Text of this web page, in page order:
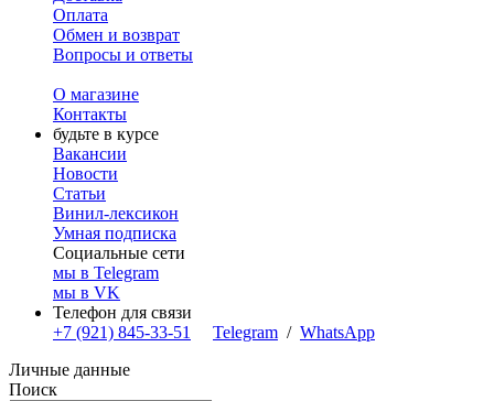
Оплата
Обмен и возврат
Вопросы и ответы
О магазине
Контакты
будьте в курсе
Вакансии
Новости
Статьи
Винил-лексикон
Умная подписка
Социальные сети
мы в Telegram
мы в VK
Телефон для связи
+7 (921) 845-33-51
Telegram / WhatsApp
Личные данные
Поиск